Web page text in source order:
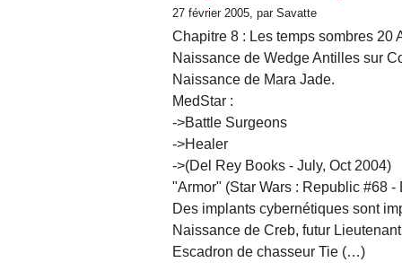
27 février 2005, par Savatte
Chapitre 8 : Les temps sombres 20
Naissance de Wedge Antilles sur
Naissance de Mara Jade.
MedStar :
->Battle Surgeons
->Healer
->(Del Rey Books - July, Oct 2004)
"Armor" (Star Wars : Republic #68
Des implants cybernétiques sont
Naissance de Creb, futur
Escadron de chasseur Tie (…)